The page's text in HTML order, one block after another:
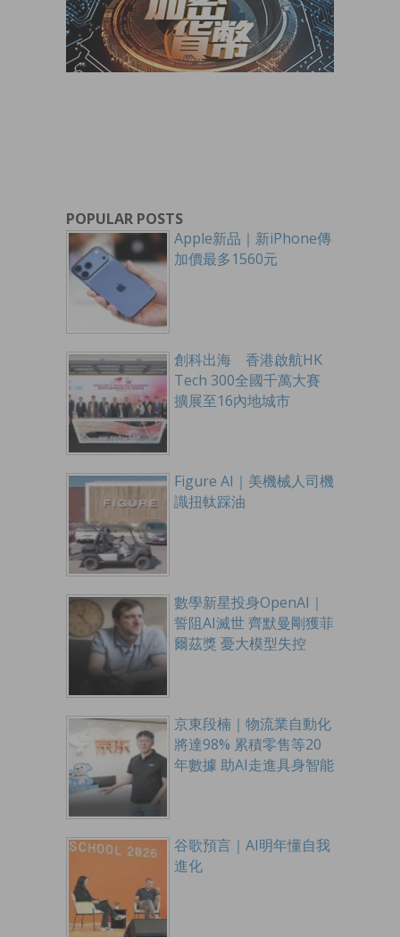
POPULAR POSTS
Apple新品｜新iPhone傳
加價最多1560元
創科出海 香港啟航HK
Tech 300全國千萬大賽
擴展至16內地城市
Figure AI｜美機械人司機
識扭軚踩油
數學新星投身OpenAI｜
誓阻AI滅世 齊默曼剛獲菲
爾茲獎 憂大模型失控
京東段楠｜物流業自動化
將達98% 累積零售等20
年數據 助AI走進具身智能
谷歌預言｜AI明年懂自我
進化